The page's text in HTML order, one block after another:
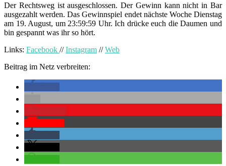
Der Rechtsweg ist ausgeschlossen. Der Gewinn kann nicht in Bar
ausgezahlt werden. Das Gewinnspiel endet nächste Woche Dienstag
am 19. August, um 23:59:59 Uhr. Ich drücke euch die Daumen und
bin gespannt was ihr so hört.
Links: Facebook //Instagram //Web
Beitrag im Netz verbreiten: